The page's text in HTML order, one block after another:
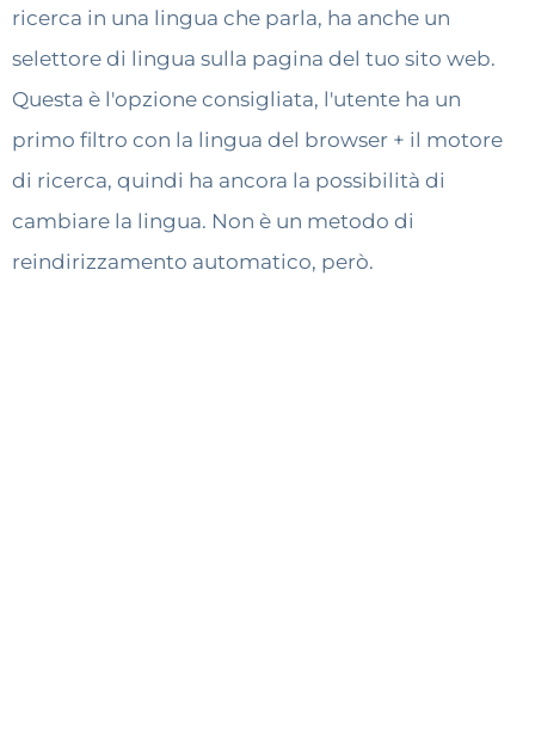
ricerca in una lingua che parla, ha anche un
selettore di lingua sulla pagina del tuo sito web.
Questa è l'opzione consigliata, l'utente ha un
primo filtro con la lingua del browser + il motore
di ricerca, quindi ha ancora la possibilità di
cambiare la lingua. Non è un metodo di
reindirizzamento automatico, però.